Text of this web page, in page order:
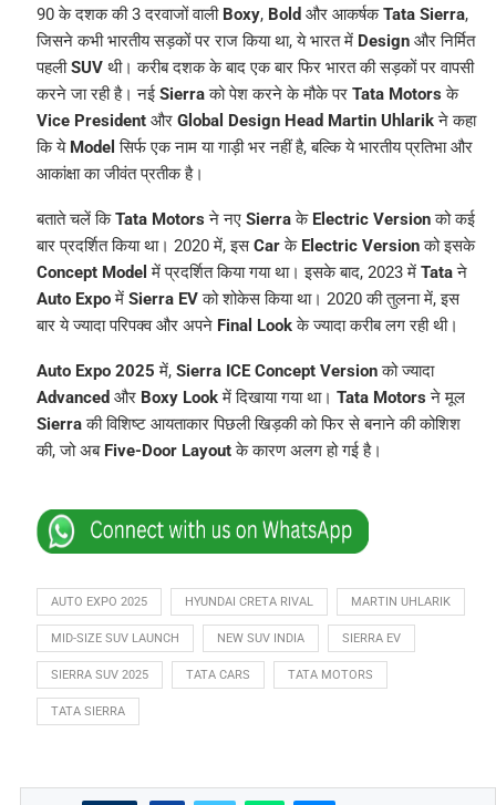
90 के दशक की 3 दरवाजों वाली Boxy, Bold और आकर्षकTata Sierra,
जिसने कभी भारतीय सड़कों पर राज किया था, ये भारत में Designऔर निर्मित
पहलीSUVथी। करीब दशक के बाद एक बार फिर भारत की सड़कों पर वापसी
करने जा रही है। नई Sierraको पेश करने के मौके पर Tata Motors के
Vice Presidentऔर Global Design Head Martin Uhlarikने कहा
कि ये Model सिर्फ एक नाम या गाड़ी भर नहीं है, बल्कि ये भारतीय प्रतिभा और
आकांक्षा का जीवंत प्रतीक है।
बताते चलें किTata Motors ने नए Sierraके Electric Versionको कई
बार प्रदर्शित किया था। 2020 में, इसCarके Electric Versionको इसके
Concept Model में प्रदर्शित किया गया था। इसके बाद, 2023 में Tataने
Auto Expoमें Sierra EVको शोकेस किया था। 2020 की तुलना में, इस
बार ये ज्यादा परिपक्व और अपने Final Lookके ज्यादा करीब लग रही थी।
Auto Expo 2025 में, Sierra ICE Concept Versionको ज्यादा
Advanced और Boxy Lookमें दिखाया गया था। Tata Motors ने मूल
Sierraकी विशिष्ट आयताकार पिछली खिड़की को फिर से बनाने की कोशिश
की, जो अब Five-Door Layoutके कारण अलग हो गई है।
AUTO EXPO 2025 HYUNDAI CRETA RIVAL MARTIN UHLARIK
MID-SIZE SUV LAUNCH NEW SUV INDIA SIERRA EV
SIERRA SUV 2025 TATA CARS TATA MOTORS
TATA SIERRA